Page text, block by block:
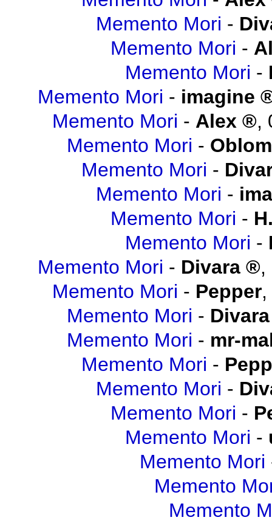
Memento Mori -
Memento Mori -
Memento Mori -
Memento Mori - imagine
Memento Mori - Alex ,
Memento Mori -
Memento Mori -
Memento Mori -
Memento Mori -
Memento Mori -
Memento Mori - Divara ,
Memento Mori - Pepper,
Memento Mori - Divara
Memento Mori - mr-
Memento Mori -
Memento Mori -
Memento Mori -
Memento Mori -
Memento Mori
Memento
Memento